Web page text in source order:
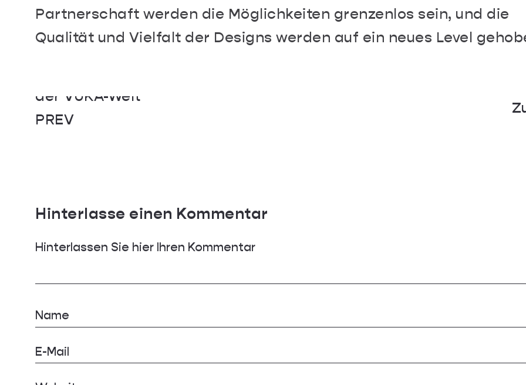
Partnerschaft werden die Möglichkeiten grenzenlos sein, und die
Qualität und Vielfalt der Designs werden auf ein neues Level
PREV
Die Marke als Leuchtturm in
der VUKA-Welt
Generationen im
Hinterlasse einen Kommentar